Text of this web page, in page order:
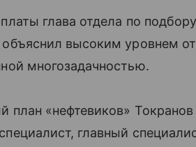
глава отдела по
объяснил высоким уровнем
многозадачностью.
план «нефтевиков»
главный